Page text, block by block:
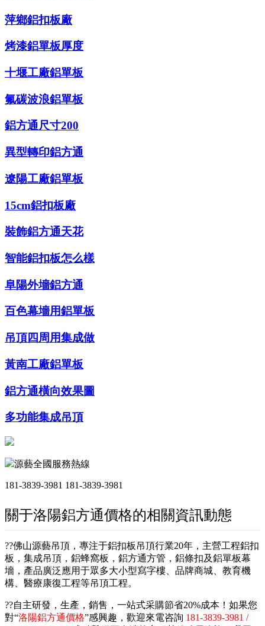
萍鄉鋁扣板廠
烤漆鋁單板厚度
十堰工廠鋁單板
氟碳波浪鋁單板
鋁方通尺寸200
異型轉印鋁方通
遼陽工廠鋁單板
15cm鋁扣板廠
裝飾鋁方通天花
智能鋁扣板怎么樣
阜陽外墻鋁方通
百色幕墻用鋁單板
吊頂四周用集成做
黃南工廠鋁單板
鋁方通橫向效果圖
多功能集成吊頂
源藝全國服務熱線
181-3839-3981 181-3839-3981
關于洛陽鋁方通價格的相關資訊動態
??佛山源藝吊頂，專注于鋁扣板吊頂行業20年，主營工程鋁扣
板，集成吊頂，鋁蜂窩板，鋁方通方管，鋁條扣及鋁單板幕
墻，產品廣泛應用于眾多大小型寫字樓、品牌商城、教育機
構、醫療康復工程等吊頂工程。
??自主研發，生產，銷售，一站式采購節省20%成本！如果您
對“洛陽鋁方通價格”感興趣，歡迎來電咨詢 181-3839-3981 /